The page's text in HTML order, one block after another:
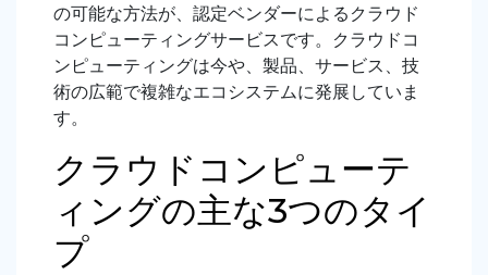
の可能な方法が、認定ベンダーによるクラウド
コンピューティングサービスです。クラウドコ
ンピューティングは今や、製品、サービス、技
術の広範で複雑なエコシステムに発展していま
す。
クラウドコンピューテ
ィングの主な3つのタイ
プ